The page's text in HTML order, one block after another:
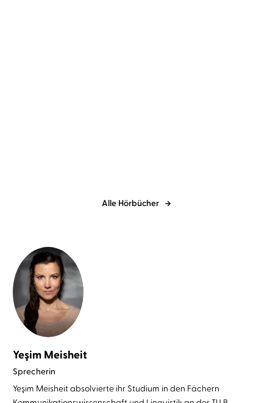
Alle Hörbücher
Yeşim Meisheit
Sprecherin
Yeşim Meisheit absolvierte ihr Studium in den Fächern